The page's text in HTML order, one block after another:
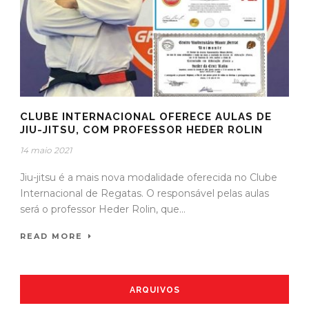
CLUBE INTERNACIONAL OFERECE AULAS DE
JIU-JITSU, COM PROFESSOR HEDER ROLIN
14 maio 2021
Jiu-jitsu é a mais nova modalidade oferecida no Clube
Internacional de Regatas. O responsável pelas aulas
será o professor Heder Rolin, que...
READ MORE
ARQUIVOS